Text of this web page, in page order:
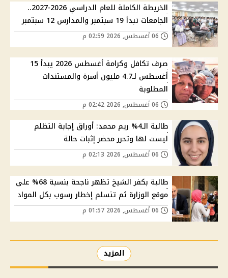
الخريطة الكاملة للعام الدراسي 2026-2027..
الجامعات تبدأ 19 سبتمبر والمدارس 12 سبتمبر
صرف تكافل وكرامة أغسطس 2026 يبدأ 15
أغسطس لـ4.7 مليون أسرة والمستندات
المطلوبة
طالبة الـ4% ريم محمد: أوراق إجابة التظلم
ليست لها وتحرر محضر إثبات حالة
طالبة بكفر الشيخ تظهر ناجحة بنسبة 68% على
موقع الوزارة ثم تتسلم إخطار رسوب بكل المواد
المزيد